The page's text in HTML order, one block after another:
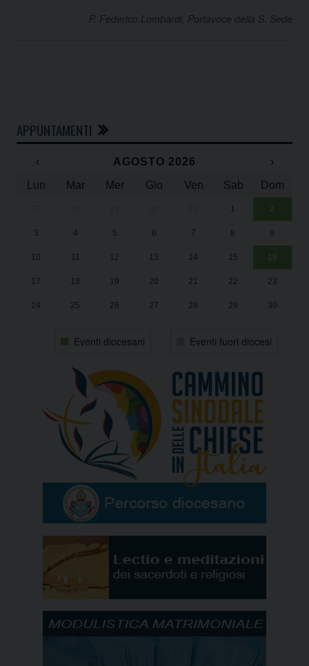
P. Federico Lombardi, Portavoce della S. Sede
APPUNTAMENTI
‹ AGOSTO 2026
›
Lun
Mar Mer Gio Ven Sab Dom
1 2
3 4 5 6 7 8 9
10 11 12 13 14 15 16
17 18 19 20 21 22 23
24 25 26 27 28 29 30
Eventi diocesani Eventi fuori diocesi